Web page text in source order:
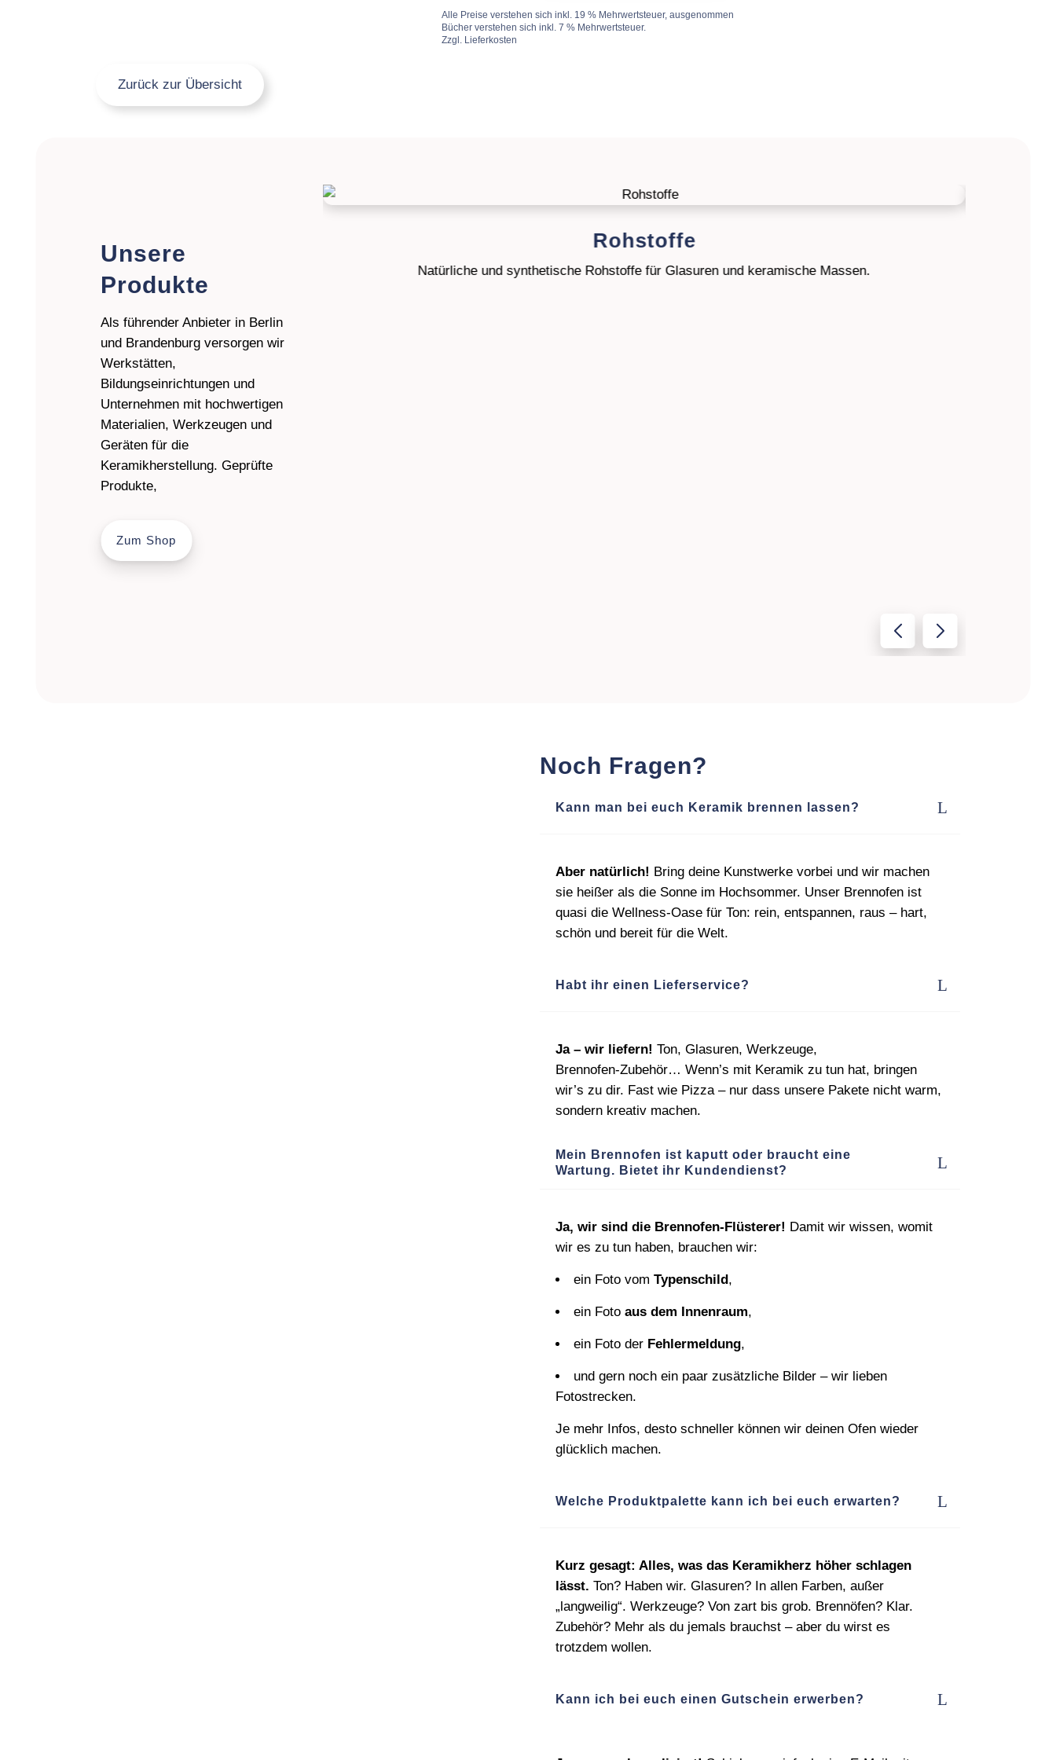
Alle Preise verstehen sich inkl. 19 % Mehrwertsteuer, ausgenommen
Bücher verstehen sich inkl. 7 % Mehrwertsteuer.
Zzgl. Lieferkosten
Zurück zur Übersicht
Unsere
Produkte
Als führender Anbieter in Berlin
und Brandenburg versorgen wir
Werkstätten,
Bildungseinrichtungen und
Unternehmen mit hochwertigen
Materialien, Werkzeugen und
Geräten für die
Keramikherstellung. Geprüfte
Produkte,
Zum Shop
Rohstoffe
Natürliche und synthetische Rohstoffe für Glasuren und keramische Massen.
Noch Fragen?
Kann man bei euch Keramik brennen lassen?
Aber natürlich! Bring deine Kunstwerke vorbei und wir machen
sie heißer als die Sonne im Hochsommer. Unser Brennofen ist
quasi die Wellness‑Oase für Ton: rein, entspannen, raus – hart,
schön und bereit für die Welt.
Habt ihr einen Lieferservice?
Ja – wir liefern! Ton, Glasuren, Werkzeuge,
Brennofen‑Zubehör… Wenn’s mit Keramik zu tun hat, bringen
wir’s zu dir. Fast wie Pizza – nur dass unsere Pakete nicht warm,
sondern kreativ machen.
Mein Brennofen ist kaputt oder braucht eine
Wartung. Bietet ihr Kundendienst?
Ja, wir sind die Brennofen‑Flüsterer! Damit wir wissen, womit
wir es zu tun haben, brauchen wir:
ein Foto vom Typenschild,
ein Foto aus dem Innenraum,
ein Foto der Fehlermeldung,
und gern noch ein paar zusätzliche Bilder – wir lieben
Fotostrecken.
Je mehr Infos, desto schneller können wir deinen Ofen wieder
glücklich machen.
Welche Produktpalette kann ich bei euch erwarten?
Kurz gesagt: Alles, was das Keramikherz höher schlagen
lässt. Ton? Haben wir. Glasuren? In allen Farben, außer
„langweilig“. Werkzeuge? Von zart bis grob. Brennöfen? Klar.
Zubehör? Mehr als du jemals brauchst – aber du wirst es
trotzdem wollen.
Kann ich bei euch einen Gutschein erwerben?